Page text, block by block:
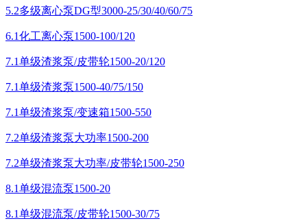
5.2多级离心泵DG型3000-25/30/40/60/75
6.1化工离心泵1500-100/120
7.1单级渣浆泵/皮带轮1500-20/120
7.1单级渣浆泵1500-40/75/150
7.1单级渣浆泵/变速箱1500-550
7.2单级渣浆泵大功率1500-200
7.2单级渣浆泵大功率/皮带轮1500-250
8.1单级混流泵1500-20
8.1单级混流泵/皮带轮1500-30/75